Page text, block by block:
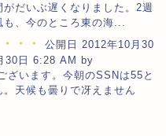
だいぶ遅くなりました。2週
、今のところ東の海...
・・
公開日 2012年10月30
30日 6:28 AM by
います。今朝のSSNは55と
天候も曇りで冴えません